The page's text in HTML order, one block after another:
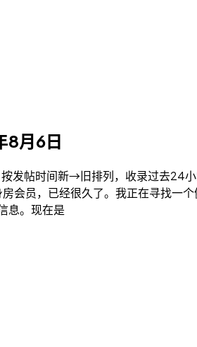
8月6日
帖时间新→旧排列，收录过去24小
会员，已经很久了。我正在寻找一
息。现在是